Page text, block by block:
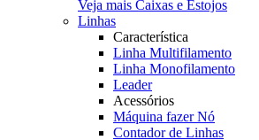
Veja mais Caixas e Estojos
Linhas
Característica
Linha Multifilamento
Linha Monofilamento
Leader
Acessórios
Máquina fazer Nó
Contador de Linhas